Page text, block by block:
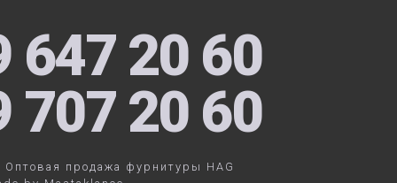
647 20 60
707 20 60
продажа фурнитуры HAG